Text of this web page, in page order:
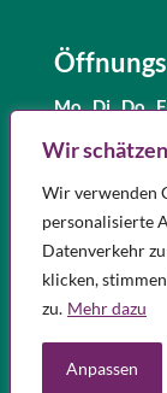
Wir
Wir verwenden
personalisierte
Datenverkehr
klicken,
zu. Mehr dazu
Anpassen
Mo., Di.,Do.,
und 15.00 –
Mittwoch:
Samstag:
Apotheken in